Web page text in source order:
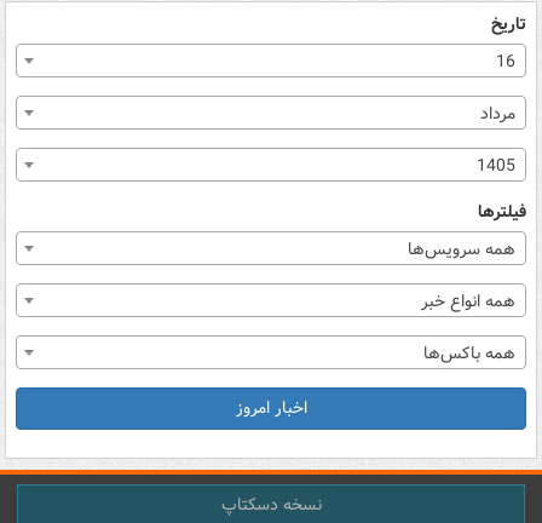
تاریخ
16
مرداد
1405
فیلترها
همه سرویس‌ها
همه انواع خبر
همه باکس‌ها
اخبار امروز
نسخه دسکتاپ